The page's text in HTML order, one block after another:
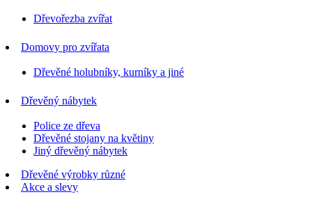
Dřevořezba zvířat
Domovy pro zvířata
Dřevěné holubníky, kurníky a jiné
Dřevěný nábytek
Police ze dřeva
Dřevěné stojany na květiny
Jiný dřevěný nábytek
Dřevěné výrobky různé
Akce a slevy